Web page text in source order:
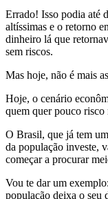
Errado! Isso podia até
altíssimas e o retorno
dinheiro lá que
sem riscos.
Mas hoje, não é mais
Hoje, o cenário
quem quer pouco risco
O Brasil, que já tem
da população investe,
começar a procurar
Vou te dar um
população deixa o seu